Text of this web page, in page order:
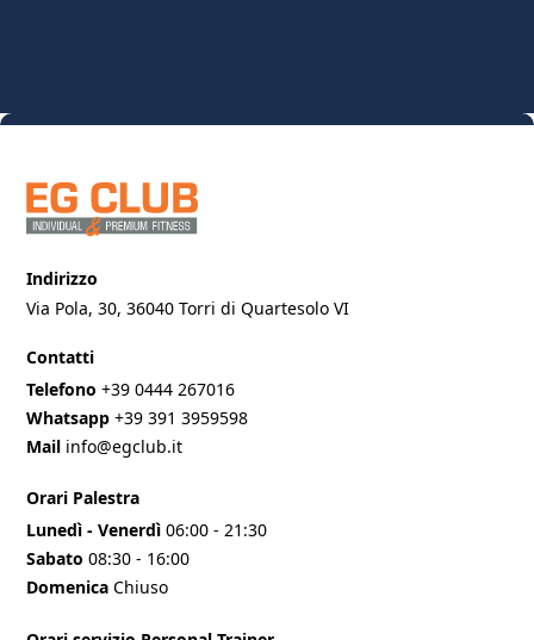
Indirizzo
Via Pola, 30, 36040 Torri di Quartesolo VI
Contatti
Telefono +39 0444 267016
Whatsapp +39 391 3959598
Mail info@egclub.it
Orari Palestra
Lunedì - Venerdì 06:00 - 21:30
Sabato 08:30 - 16:00
Domenica Chiuso